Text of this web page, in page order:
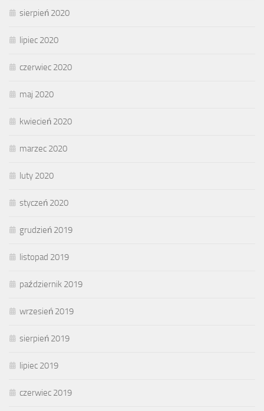
sierpień 2020
lipiec 2020
czerwiec 2020
maj 2020
kwiecień 2020
marzec 2020
luty 2020
styczeń 2020
grudzień 2019
listopad 2019
październik 2019
wrzesień 2019
sierpień 2019
lipiec 2019
czerwiec 2019